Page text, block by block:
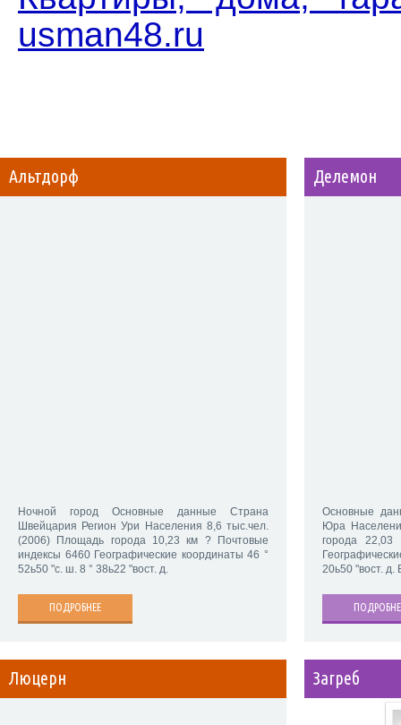
usman48.ru
Альтдорф
Ночной город Основные данные Страна
Швейцария Регион Ури Населения 8,6 тыс.чел.
(2006) Площадь города 10,23 км ? Почтовые
индексы 6460 Географические координаты 46 °
52ь50 "с. ш. 8 ° 38ь22 "вост. д.
ПОДРОБНЕЕ
Делемон
Основные
Юра
города
20ь50 "вост. д.
Люцерн Загреб